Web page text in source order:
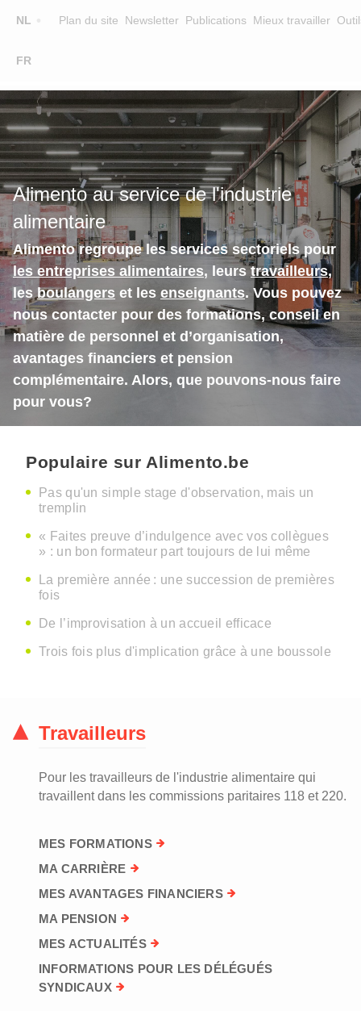
NL
FR
Plan du site Newsletter Publications Mieux travailler
Main
navigation
FORMATION
FORMATEURS
SUR ALIMENTO
EQUIPE
CONTACT
CHERCHER UNE FORMATION
Alimento au service de l'industrie
alimentaire
Alimento regroupe les services sectoriels pour
les entreprises alimentaires, leurstravailleurs,
lesboulangers et les enseignants. Vous pouvez
nous contacter pour des formations, conseil en
matière de personnel et d’organisation,
avantages financiers et pension
complémentaire. Alors, que pouvons-nous faire
pour vous?
Populaire sur Alimento.be
Pas qu'un simple stage d'observation, mais un
tremplin
« Faites preuve d’indulgence avec vos collègues
» : un bon formateur part toujours de lui même
La première année : une succession de premières
fois
De l’improvisation à un accueil efficace
Trois fois plus d'implication grâce à une boussole
Travailleurs
Pour les travailleurs de l'industrie alimentaire qui
travaillent dans les commissions paritaires 118 et 220.
MES FORMATIONS
MA CARRIÈRE
MES AVANTAGES FINANCIERS
MA PENSION
MES ACTUALITÉS
INFORMATIONS POUR LES DÉLÉGUÉS
SYNDICAUX